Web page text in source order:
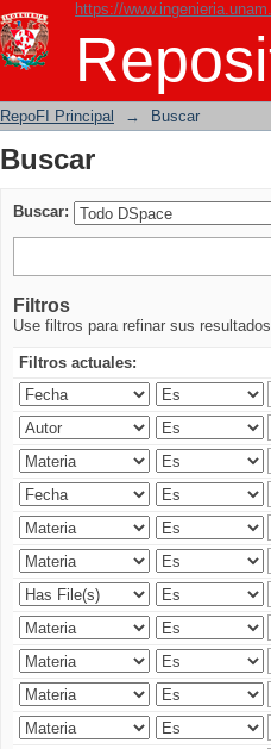
https://
Buscar
RepoFI Principal → Buscar
Buscar
Buscar:
Filtros
Use filtros para refinar sus
Filtros actuales: